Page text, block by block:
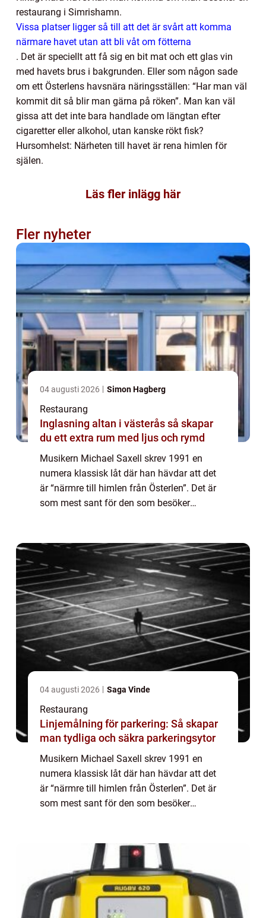
restaurang i Simrishamn.
Vissa platser ligger så till att det är svårt att komma
närmare havet utan att bli våt om fötterna
. Det är speciellt att få sig en bit mat och ett glas vin
med havets brus i bakgrunden. Eller som någon sade
om ett Österlens havsnära näringsställen: “Har man väl
kommit dit så blir man gärna på röken”. Man kan väl
gissa att det inte bara handlade om längtan efter
cigaretter eller alkohol, utan kanske rökt fisk?
Hursomhelst: Närheten till havet är rena himlen för
själen.
Läs fler inlägg här
Fler nyheter
04 augusti 2026 Simon Hagberg
Restaurang
Inglasning altan i västerås så skapar
du ett extra rum med ljus och rymd
Musikern Michael Saxell skrev 1991 en
numera klassisk låt där han hävdar att det
är “närmre till himlen från Österlen”. Det är
som mest sant för den som besöker
04 augusti 2026 Saga Vinde
Restaurang
Linjemålning för parkering: Så skapar
man tydliga och säkra parkeringsytor
Musikern Michael Saxell skrev 1991 en
numera klassisk låt där han hävdar att det
är “närmre till himlen från Österlen”. Det är
som mest sant för den som besöker